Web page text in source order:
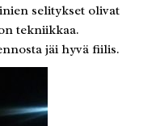
selitykset olivat
tekniikkaa.
jäi hyvä fiilis.